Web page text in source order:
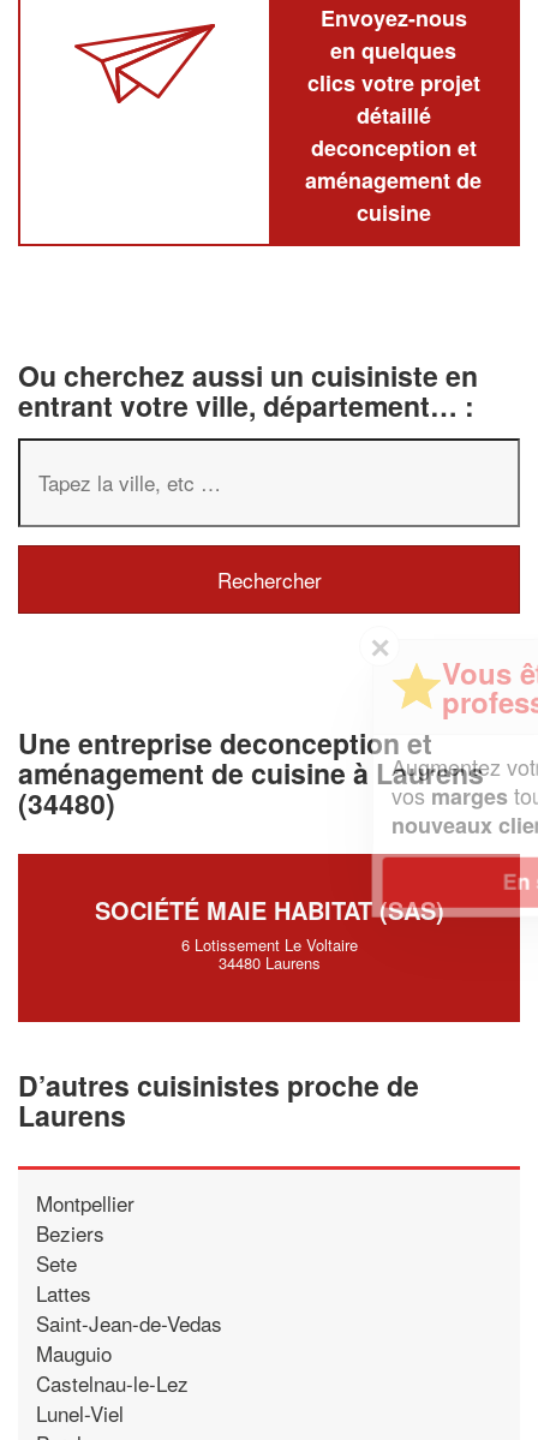
Envoyez-nous
en quelques
clics votre projet
détaillé
deconception et
aménagement de
cuisine
Ou cherchez aussi un cuisiniste en
entrant votre ville, département… :
Une entreprise deconception et
aménagement de cuisine à Laurens
(34480)
SOCIÉTÉ MAIE HABITAT (SAS)
6 Lotissement Le Voltaire
34480 Laurens
D’autres cuisinistes proche de
Laurens
Montpellier
Beziers
Sete
Lattes
Saint-Jean-de-Vedas
Mauguio
Castelnau-le-Lez
Lunel-Viel
professionnel ?
Augmentez votrechiffre d'affaireset
vos
tout en gagnant de